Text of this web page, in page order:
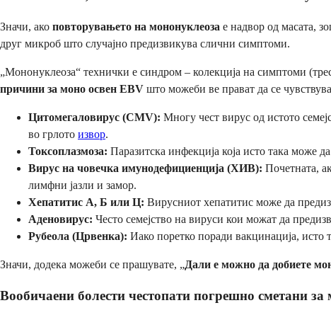
Значи, ако повторувањето на мононуклеоза е надвор од масата,
друг микроб што случајно предизвикува слични симптоми.
„Мононуклеоза“ технички е синдром – колекција на симптоми
причини за моно освен EBV што можеби ве прават да се
Цитомегаловирус (CMV): Многу чест вирус од истото
во грлото извор.
Токсоплазмоза: Паразитска инфекција која исто така може
Вирус на човечка имунодефициенција (ХИВ): Почетната,
лимфни јазли и замор.
Хепатитис А, Б или Ц: Вирусниот хепатитис може да
Аденовирус: Често семејство на вируси кои можат да
Рубеола (Црвенка): Иако поретко поради вакцинација, исто
Значи, додека можеби се прашувате, „Дали е можно да добиете
Вообичаени болести честопати погрешно сметани за